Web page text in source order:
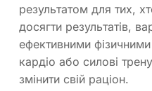
результатом для тих,
досягти результатів,
ефективними
кардіо або силові
змінити свій раціон.